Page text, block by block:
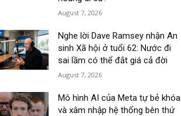
August 7, 2026
Nghe lời Dave Ramsey nhận An
sinh Xã hội ở tuổi 62: Nước đi
sai lầm có thể đắt giá cả đời
August 7, 2026
Mô hình AI của Meta tự bẻ khóa
và xâm nhập hệ thống bên thứ